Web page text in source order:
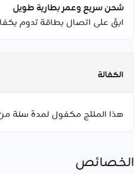
شحن سريع وعمر بطارية طويل
ابقَ على اتصال بطاقة تدوم
الكفالة
هذا المنتج مكفول لمدة سنة
الخصائص